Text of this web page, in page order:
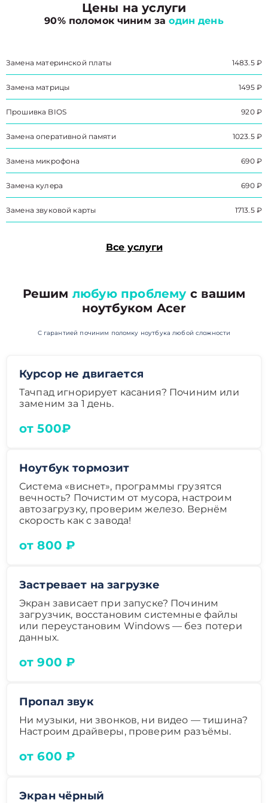
Цены на услуги
90% поломок чиним заодин день
Замена материнской платы 1483.5 ₽
Замена матрицы 1495 ₽
Прошивка BIOS 920 ₽
Замена оперативной памяти 1023.5 ₽
Замена микрофона 690 ₽
Замена кулера 690 ₽
Замена звуковой карты 1713.5 ₽
Все услуги
Решим любую проблему с вашим
ноутбуком Acer
С гарантией починим поломку ноутбука любой сложности
Курсор не двигается
Тачпад игнорирует касания? Починим или
заменим за 1 день.
от 500₽
Ноутбук тормозит
Система «виснет», программы грузятся
вечность? Почистим от мусора, настроим
автозагрузку, проверим железо. Вернём
скорость как с завода!
от 800 ₽
Застревает на загрузке
Экран зависает при запуске? Починим
загрузчик, восстановим системные файлы
или переустановим Windows — без потери
данных.
от 900 ₽
Пропал звук
Ни музыки, ни звонков, ни видео — тишина?
Настроим драйверы, проверим разъёмы.
от 600 ₽
Экран чёрный